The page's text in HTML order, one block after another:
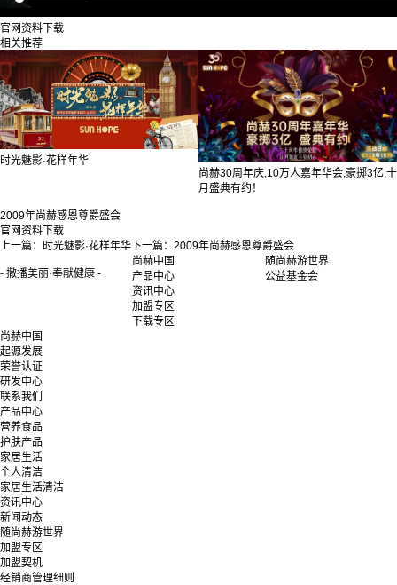
官网资料下载
相关推荐
时光魅影·花样年华
尚赫30周年庆,10万人嘉年华会,豪掷3亿,十
月盛典有约！
2009年尚赫感恩尊爵盛会
官网资料下载
上一篇： 时光魅影·花样年华 下一篇： 2009年尚赫感恩尊爵盛会
- 撒播美丽·奉献健康 -
尚赫中国
产品中心
资讯中心
加盟专区
下载专区
随尚赫游世界
公益基金会
尚赫中国
起源发展
荣誉认证
研发中心
联系我们
产品中心
营养食品
护肤产品
家居生活
个人清洁
家居生活清洁
资讯中心
新闻动态
随尚赫游世界
加盟专区
加盟契机
经销商管理细则